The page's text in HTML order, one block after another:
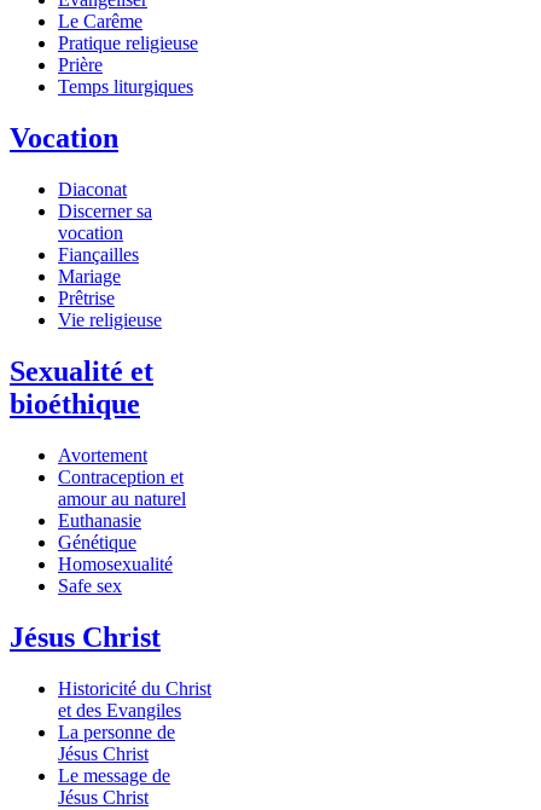
Le Carême
Pratique religieuse
Prière
Temps liturgiques
Vocation
Diaconat
Discerner sa
vocation
Fiançailles
Mariage
Prêtrise
Vie religieuse
Sexualité et
bioéthique
Avortement
Contraception et
amour au naturel
Euthanasie
Génétique
Homosexualité
Safe sex
Jésus Christ
Historicité du Christ
et des Evangiles
La personne de
Jésus Christ
Le message de
Jésus Christ